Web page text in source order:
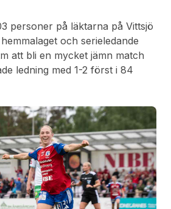
personer på läktarna på Vittsjö
och serieledande
att bli en mycket jämn match
ledning med 1-2 först i 84